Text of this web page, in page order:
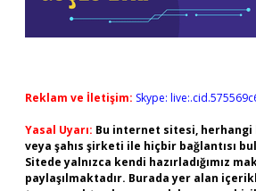
Reklam ve İletişim: Skype:
Yasal Uyarı: Bu internet sitesi,
veya şahıs şirketi ile hiçbir bağlantısı
Sitede yalnızca kendi hazırladığımız
paylaşılmaktadır. Burada yer alan